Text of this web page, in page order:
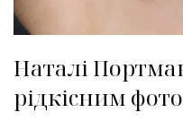
Наталі
рідкісним фото